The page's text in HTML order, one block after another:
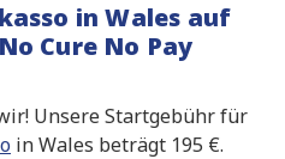
in Wales auf
Cure No Pay
Unsere Startgebühr für
in Wales beträgt 195 €.